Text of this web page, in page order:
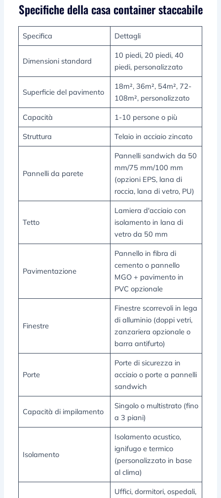
Specifiche della casa container staccabile
Specifica Dettagli
Dimensioni standard
10 piedi, 20 piedi, 40
piedi, personalizzato
Superficie del pavimento
18m², 36m², 54m², 72-
108m², personalizzato
Capacità 1-10 persone o più
Struttura Telaio in acciaio zincato
Pannelli da parete
Pannelli sandwich da 50
mm/75 mm/100 mm
(opzioni EPS, lana di
roccia, lana di vetro, PU)
Tetto
Lamiera d'acciaio con
isolamento in lana di
vetro da 50 mm
Pavimentazione
Pannello in fibra di
cemento o pannello
MGO + pavimento in
PVC opzionale
Finestre
Finestre scorrevoli in lega
di alluminio (doppi vetri,
zanzariera opzionale o
barra antifurto)
Porte
Porte di sicurezza in
acciaio o porte a pannelli
sandwich
Capacità di impilamento
Singolo o multistrato (fino
a 3 piani)
Isolamento
Isolamento acustico,
ignifugo e termico
(personalizzato in base
al clima)
Uffici, dormitori, ospedali,